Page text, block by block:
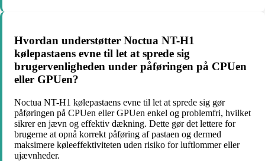
Hvordan understøtter Noctua NT-H1
kølepastaens evne til let at sprede sig
brugervenligheden under påføringen på CPUen
eller GPUen?
Noctua NT-H1 kølepastaens evne til let at sprede sig gør
påføringen på CPUen eller GPUen enkel og problemfri, hvilket
sikrer en jævn og effektiv dækning. Dette gør det lettere for
brugerne at opnå korrekt påføring af pastaen og dermed
maksimere køleeffektiviteten uden risiko for luftlommer eller
ujævnheder.